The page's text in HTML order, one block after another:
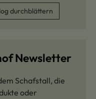
durchblättern
Newsletter
Schafstall, die
oder